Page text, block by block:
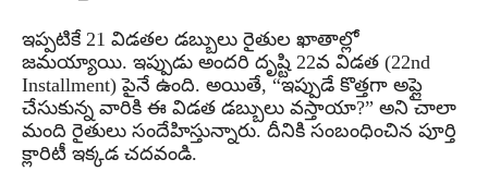
ఇప్పటికే 21 విడతల డబ్బులు రైతుల ఖాతాల్లో
జమయ్యాయి. ఇప్పుడు అందరి దృష్టి 22వ విడత (22nd
Installment) పైనే ఉంది. అయితే, “ఇప్పుడే కొత్తగా అప్లై
చేసుకున్న వారికి ఈ విడత డబ్బులు వస్తాయా?” అని చాలా
మంది రైతులు సందేహిస్తున్నారు. దీనికి సంబంధించిన పూర్తి
క్లారిటీ ఇక్కడ చదవండి.